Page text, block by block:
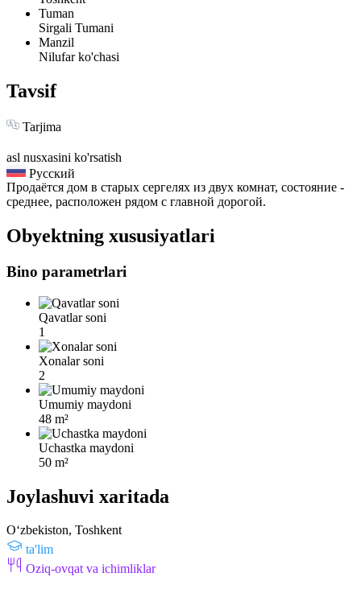
Tuman
Sirgali Tumani
Manzil
Nilufar ko'chasi
Tavsif
Tarjima
asl nusxasini ko'rsatish
Русский
Продаётся дом в старых сергелях из двух комнат, состояние -
среднее, расположен рядом с главной дорогой.
Obyektning xususiyatlari
Bino parametrlari
Qavatlar soni
1
Xonalar soni
2
Umumiy maydoni
48 m²
Uchastka maydoni
50 m²
Joylashuvi xaritada
Oʻzbekiston, Toshkent
ta'lim
Oziq-ovqat va ichimliklar